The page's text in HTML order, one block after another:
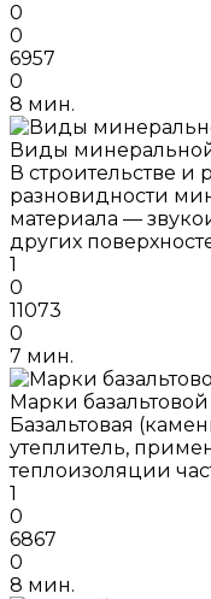
0
0
6957
0
8 мин.
Виды
В строительстве и
разновидности
материала —
других
1
0
11073
0
7 мин.
Марки базальтовой
Базальтовая
утеплитель,
теплоизоляции
1
0
6867
0
8 мин.